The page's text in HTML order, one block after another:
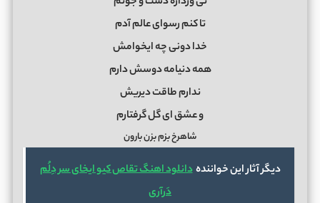
تا کنم رسوای عالم آدم
خدا دونی چه ایخوامش
همه دنیامه دوسش دارم
ندارم طاقت دیریش
و عشق ای گل گرفتارم
شاهرخ بزم بزن بارون
دیگر آثار این خوانندهدانلود اهنگ تقاص کیو ایخای سر دِلُم
دَرآری